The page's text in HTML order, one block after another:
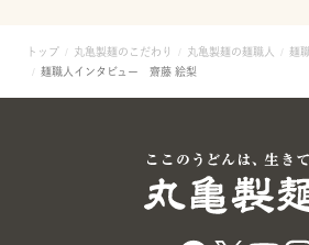
トップ 丸亀製麺のこだわり 丸亀製麺の麺職人
麺
麺職人インタビュー 齋藤 絵梨